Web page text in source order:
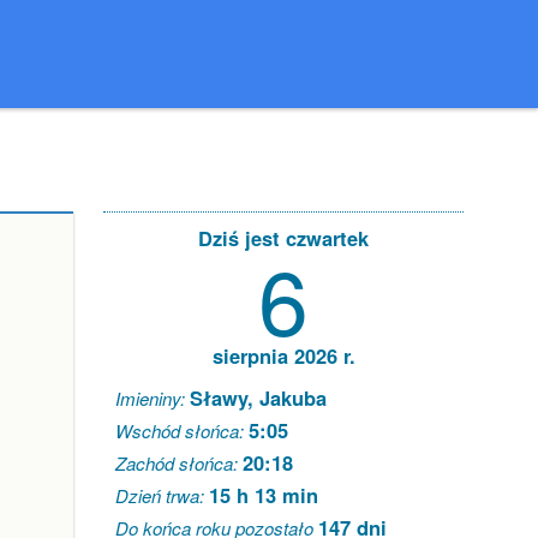
Dziś jest czwartek
6
sierpnia 2026 r.
Imieniny:Sławy, Jakuba
Wschód słońca:5:05
Zachód słońca:20:18
Dzień trwa: 15 h 13 min
Do końca roku pozostało 147 dni